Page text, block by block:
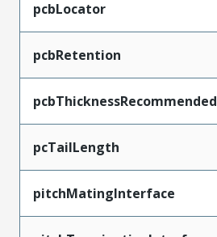
pcbLocator
pcbRetention
pcbThicknessRecommended
pcTailLength
pitchMatingInterface